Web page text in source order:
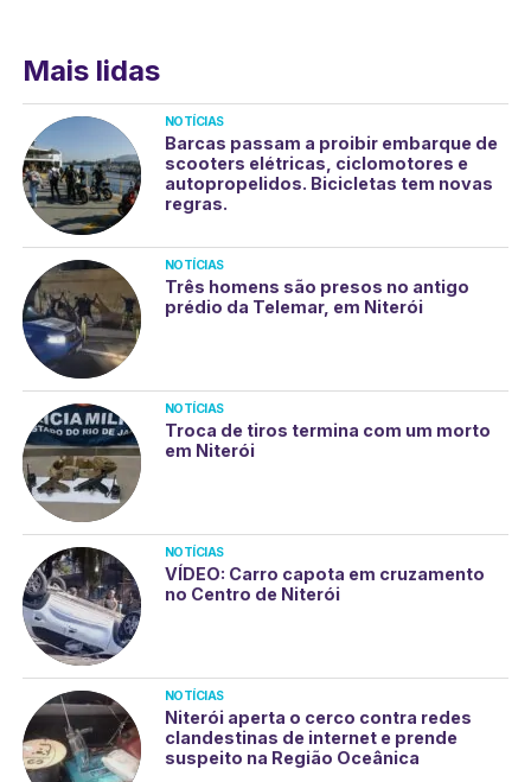
Mais lidas
NOTÍCIAS
Barcas passam a proibir embarque de
scooters elétricas, ciclomotores e
autopropelidos. Bicicletas tem novas
regras.
NOTÍCIAS
Três homens são presos no antigo
prédio da Telemar, em Niterói
NOTÍCIAS
Troca de tiros termina com um morto
em Niterói
NOTÍCIAS
VÍDEO: Carro capota em cruzamento
no Centro de Niterói
NOTÍCIAS
Niterói aperta o cerco contra redes
clandestinas de internet e prende
suspeito na Região Oceânica